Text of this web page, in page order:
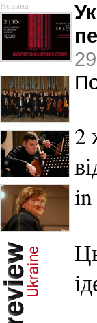
Новина
2
in